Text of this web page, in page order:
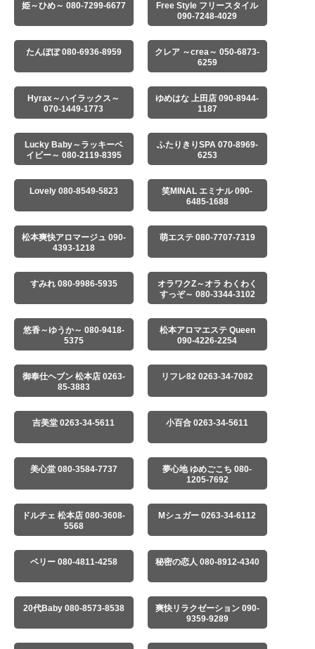
姫～ひめ～ 080-7299-6677
Free Style フリースタイル
090-7248-4029
たんぽぽ 080-6936-8959
クレア ～crea～ 050-6873-
6259
Hyrax～ハイラックス～
070-1449-1773
ゆめはな 上田店 090-8944-
1187
Lucky Baby～ラッキーベ
イビー～ 080-2119-8395
ふたりきりSPA 070-8969-
6253
Lovely 080-8549-5823
笑MINAL エミナル 090-
6485-1688
松本爽快アロマージュ 090-
4393-1218
萌エステ 080-7707-7319
すみれ 080-9986-5935
オラワクZ～オラ わくわく
すっぞ～ 080-3344-3102
悠香～ゆうか～ 080-9418-
5375
松本アロマエステ Queen
090-4226-2254
御奉仕ヘブン 松本店 0263-
85-3883
リフレ82 0263-34-7082
吉美堂 0263-34-5611 小百合 0263-34-5611
美心堂 080-3584-7737
夢心地 ゆめごこち 080-
1205-7692
ドルチェ 松本店 080-3608-
5568
Mシュガー 0263-34-6112
ベリー 080-4811-4258 秘密の恋人 080-8912-4340
20代Baby 080-8573-8538
爽快リラクゼーション 090-
9359-9289